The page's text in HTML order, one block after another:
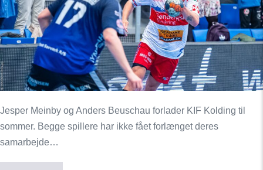
i
KIF
Kolding
efter
denne
sæson
Jesper Meinby og Anders Beuschau forlader KIF Kolding til
sommer. Begge spillere har ikke fået forlænget deres
samarbejde…